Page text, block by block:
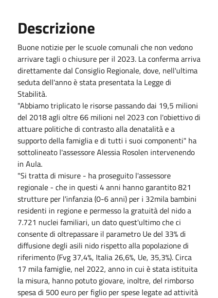
Descrizione
Buone notizie per le scuole comunali che non vedono
arrivare tagli o chiusure per il 2023. La conferma arriva
direttamente dal Consiglio Regionale, dove, nell'ultima
seduta dell'anno è stata presentata la Legge di
Stabilità.
"Abbiamo triplicato le risorse passando dai 19,5 milioni
del 2018 agli oltre 66 milioni nel 2023 con l'obiettivo di
attuare politiche di contrasto alla denatalità e a
supporto della famiglia e di tutti i suoi componenti" ha
sottolineato l'assessore Alessia Rosolen intervenendo
in Aula.
"Si tratta di misure - ha proseguito l'assessore
regionale - che in questi 4 anni hanno garantito 821
strutture per l'infanzia (0-6 anni) per i 32mila bambini
residenti in regione e permesso la gratuità del nido a
7.721 nuclei familiari, un dato quest'ultimo che ci
consente di oltrepassare il parametro Ue del 33% di
diffusione degli asili nido rispetto alla popolazione di
riferimento (Fvg 37,4%, Italia 26,6%, Ue, 35,3%). Circa
17 mila famiglie, nel 2022, anno in cui è stata istituita
la misura, hanno potuto giovare, inoltre, del rimborso
spesa di 500 euro per figlio per spese legate ad attività